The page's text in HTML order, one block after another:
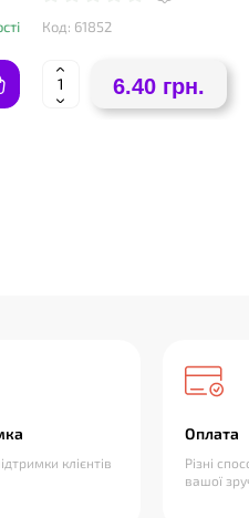
Код: 61852
6.40 грн.
клієнтів
Оплата
Різні
вашої